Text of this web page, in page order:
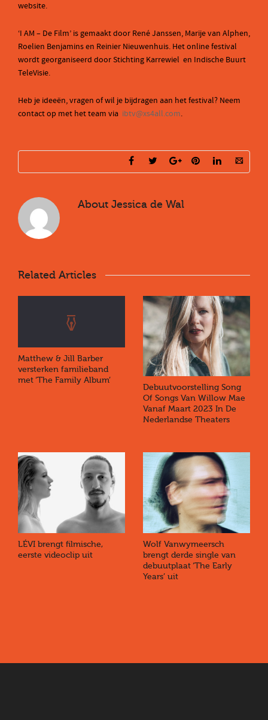
website.
‘I AM – De Film’ is gemaakt door René Janssen, Marije van Alphen,
Roelien Benjamins en Reinier Nieuwenhuis. Het online festival
wordt georganiseerd door Stichting Karrewiel en Indische Buurt
TeleVisie.
Heb je ideeën, vragen of wil je bijdragen aan het festival? Neem
contact op met het team via ibtv@xs4all.com.
About Jessica de Wal
Related Articles
Matthew & Jill Barber
versterken familieband
met ‘The Family Album’
Debuutvoorstelling Song
Of Songs Van Willow Mae
Vanaf Maart 2023 In De
Nederlandse Theaters
LÉVI brengt filmische,
eerste videoclip uit
Wolf Vanwymeersch
brengt derde single van
debuutplaat ‘The Early
Years’ uit